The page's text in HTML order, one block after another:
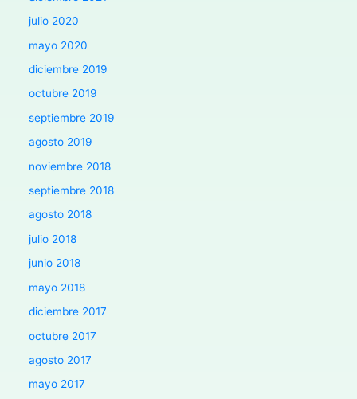
julio 2020
mayo 2020
diciembre 2019
octubre 2019
septiembre 2019
agosto 2019
noviembre 2018
septiembre 2018
agosto 2018
julio 2018
junio 2018
mayo 2018
diciembre 2017
octubre 2017
agosto 2017
mayo 2017